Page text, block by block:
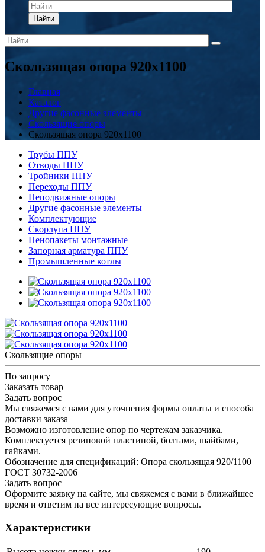
Найти
Скользящая опора 920x1100
Главная
Каталог
Другие фасонные элементы
Скользящие опоры
Скользящая опора 920x1100
Трубы ППУ
Отводы ППУ
Тройники ППУ
Переходы ППУ
Неподвижные опоры
Другие фасонные элементы
Комплектующие
Скорлупа ППУ
Пенопакеты монтажные
Запорная арматура ППУ
Промышленные котлы
Скользящие опоры
По запросу
Заказать товар
Задать вопрос
Мы свяжемся с вами для уточнения формы оплаты и способа
доставки заказа
Возможно изготовление опор по чертежам заказчика.
Комплектуется резиновой пластиной, болтами, шайбами,
гайками.
Обозначение для спецификаций: Опора скользящая 920/1100
ГОСТ 30732-2006
Задать вопрос
Оформите заявку на сайте, мы свяжемся с вами в ближайшее
время и ответим на все интересующие вопросы.
Характеристики